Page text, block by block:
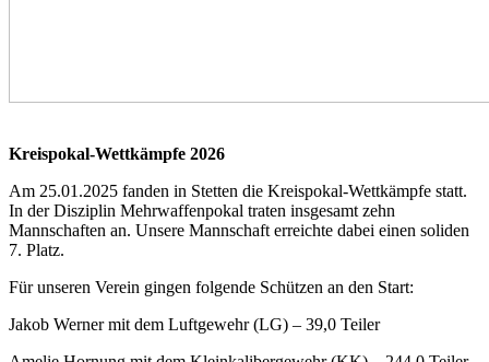
Kreispokal-Wettkämpfe 2026
Am 25.01.2025 fanden in Stetten die Kreispokal-Wettkämpfe statt.
In der Disziplin Mehrwaffenpokal traten insgesamt zehn
Mannschaften an. Unsere Mannschaft erreichte dabei einen soliden
7. Platz.
Für unseren Verein gingen folgende Schützen an den Start:
Jakob Werner mit dem Luftgewehr (LG) – 39,0 Teiler